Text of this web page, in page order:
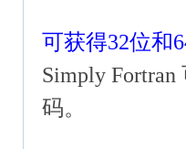
可获得32位和
Simply
码。